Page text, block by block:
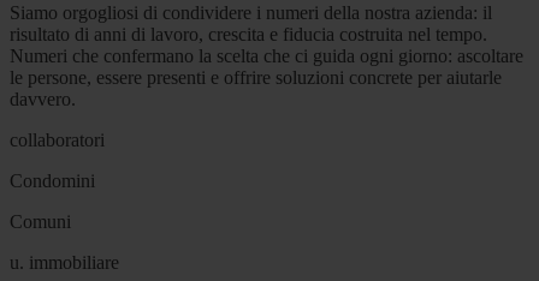
Siamo orgogliosi di condividere i numeri della nostra azienda: il
risultato di anni di lavoro, crescita e fiducia costruita nel tempo.
Numeri che confermano la scelta che ci guida ogni giorno: ascoltare
le persone, essere presenti e offrire soluzioni concrete per aiutarle
davvero.
collaboratori
Condomini
Comuni
u. immobiliare